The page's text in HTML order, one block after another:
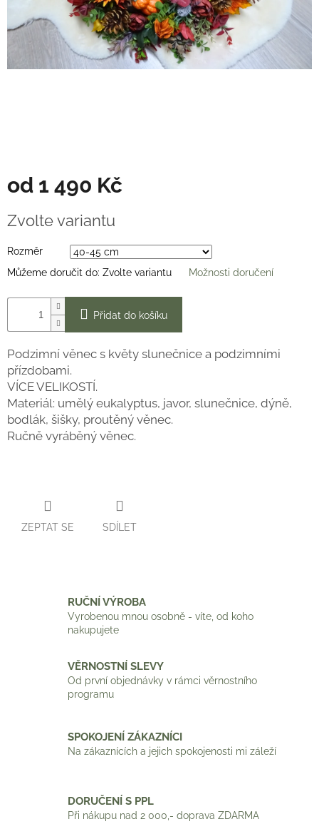
stůl
Hodnocení
(FAQ)
mně
Přihlášení
od 1 490 Kč
cena:
Zvolte variantu
Rozměr
Můžeme doručit do: Zvolte variantu Možnosti doručení
Přidat do košíku
Podzimní věnec s květy slunečnice a podzimními
přízdobami.
VÍCE VELIKOSTÍ.
Materiál: umělý eukalyptus, javor, slunečnice, dýně,
bodlák, šišky, proutěný věnec.
Ručně vyráběný věnec.
ZEPTAT SE SDÍLET
RUČNÍ VÝROBA
Vyrobenou mnou osobně - víte, od koho
nakupujete
VĚRNOSTNÍ SLEVY
Od první objednávky v rámci věrnostního
programu
SPOKOJENÍ ZÁKAZNÍCI
Na zákaznících a jejich spokojenosti mi záleží
DORUČENÍ S PPL
Při nákupu nad 2 000,- doprava ZDARMA